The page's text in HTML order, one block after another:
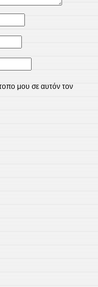
μου σε αυτόν τον